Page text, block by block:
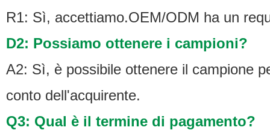
R1: Sì, accettiamo.OEM/ODM ha un
D2: Possiamo ottenere i campioni?
A2: Sì, è possibile ottenere il campione
conto dell'acquirente.
Q3: Qual è il termine di pagamento?